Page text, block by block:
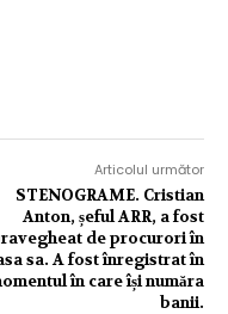
Articolul următor
STENOGRAME. Cristian
Anton, șeful ARR, a fost
de procurori în
sa. A fost înregistrat în
în care își număra
banii.